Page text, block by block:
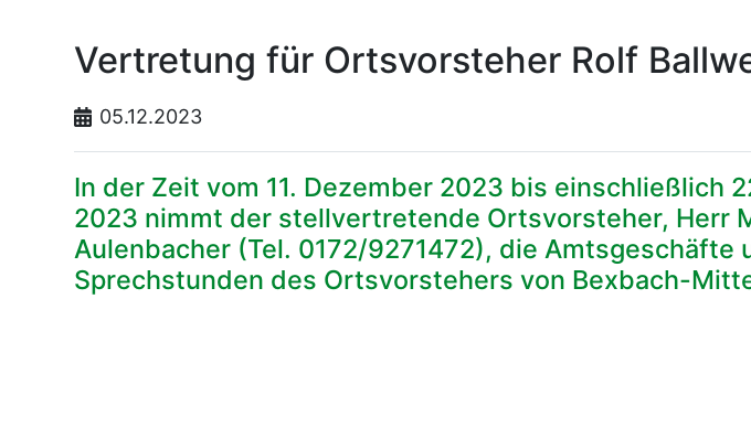
Vertretung für Ortsvorsteher Rolf
05.12.2023
In der Zeit vom 11. Dezember 2023 bis einschließlich
2023 nimmt der stellvertretende Ortsvorsteher, Herr
Aulenbacher (Tel. 0172/9271472), die Amtsgeschäfte
Sprechstunden des Ortsvorstehers von Bexbach-